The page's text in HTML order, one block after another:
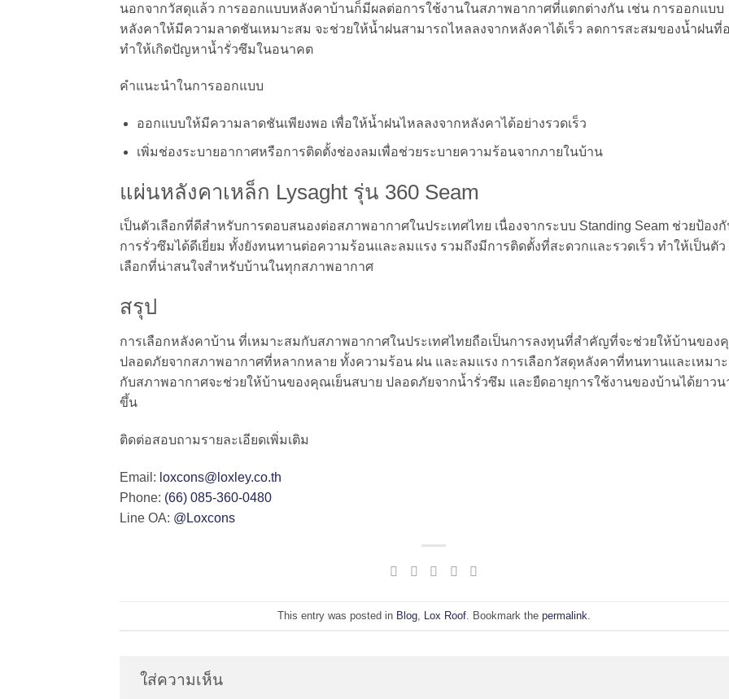
นอกจากวัสดุแล้ว การออกแบบหลังคาบ้านก็มีผลต่อการใช้งานในสภาพอากาศที่แตกต่างกัน เช่น การออกแบบ
หลังคาให้มีความลาดชันเหมาะสม จะช่วยให้น้ำฝนสามารถไหลลงจากหลังคาได้เร็ว ลดการสะสมของน้ำฝนที่
ทำให้เกิดปัญหาน้ำรั่วซึมในอนาคต
คำแนะนำในการออกแบบ
ออกแบบให้มีความลาดชันเพียงพอ เพื่อให้น้ำฝนไหลลงจากหลังคาได้อย่างรวดเร็ว
เพิ่มช่องระบายอากาศหรือการติดตั้งช่องลมเพื่อช่วยระบายความร้อนจากภายในบ้าน
แผ่นหลังคาเหล็ก Lysaght รุ่น 360 Seam
เป็นตัวเลือกที่ดีสำหรับการตอบสนองต่อสภาพอากาศในประเทศไทย เนื่องจากระบบ Standing Seam ช่วยป้อง
การรั่วซึมได้ดีเยี่ยม ทั้งยังทนทานต่อความร้อนและลมแรง รวมถึงมีการติดตั้งที่สะดวกและรวดเร็ว ทำให้เป็นตัว
เลือกที่น่าสนใจสำหรับบ้านในทุกสภาพอากาศ
สรุป
การเลือกหลังคาบ้าน ที่เหมาะสมกับสภาพอากาศในประเทศไทยถือเป็นการลงทุนที่สำคัญที่จะช่วยให้บ้านของ
ปลอดภัยจากสภาพอากาศที่หลากหลาย ทั้งความร้อน ฝน และลมแรง การเลือกวัสดุหลังคาที่ทนทานและเหมา
กับสภาพอากาศจะช่วยให้บ้านของคุณเย็นสบาย ปลอดภัยจากน้ำรั่วซึม และยืดอายุการใช้งานของบ้านได้ยาวน
ขึ้น
ติดต่อสอบถามรายละเอียดเพิ่มเติม
Email: loxcons@loxley.co.th
Phone: (66) 085-360-0480
Line OA: @Loxcons
This entry was posted in Blog, Lox Roof. Bookmark the permalink
ใส่ความเห็น